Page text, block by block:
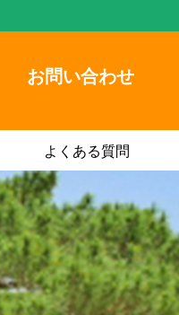
お問い合わせ
よくある質問